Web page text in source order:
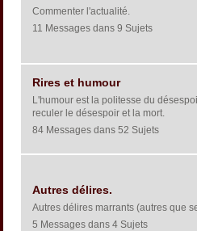
Commenter l'actualité.
11 Messages dans 9 Sujets
Rires et humour
L'humour est la politesse du
reculer le désespoir et la mort.
84 Messages dans 52 Sujets
Autres délires.
Autres délires marrants (autres que
5 Messages dans 4 Sujets